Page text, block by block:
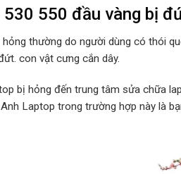
550 đầu vàng bị
hỏng thường do người dùng có thói
con vật cưng cắn dây.
bị hỏng đến trung tâm sửa chữa
Laptop trong trường hợp này là